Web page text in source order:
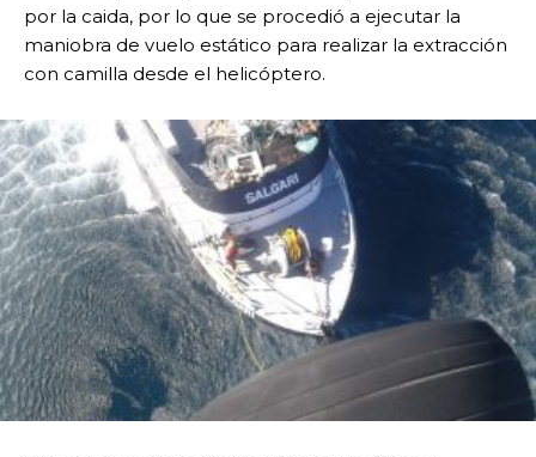
por la caida, por lo que se procedió a ejecutar la
maniobra de vuelo estático para realizar la extracción
con camilla desde el helicóptero.